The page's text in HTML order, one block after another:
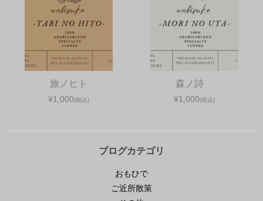
旅ノヒト
¥1,000(税込)
森ノ詩
¥1,000(税込)
ブログカテゴリ
おもひで
ご近所散策